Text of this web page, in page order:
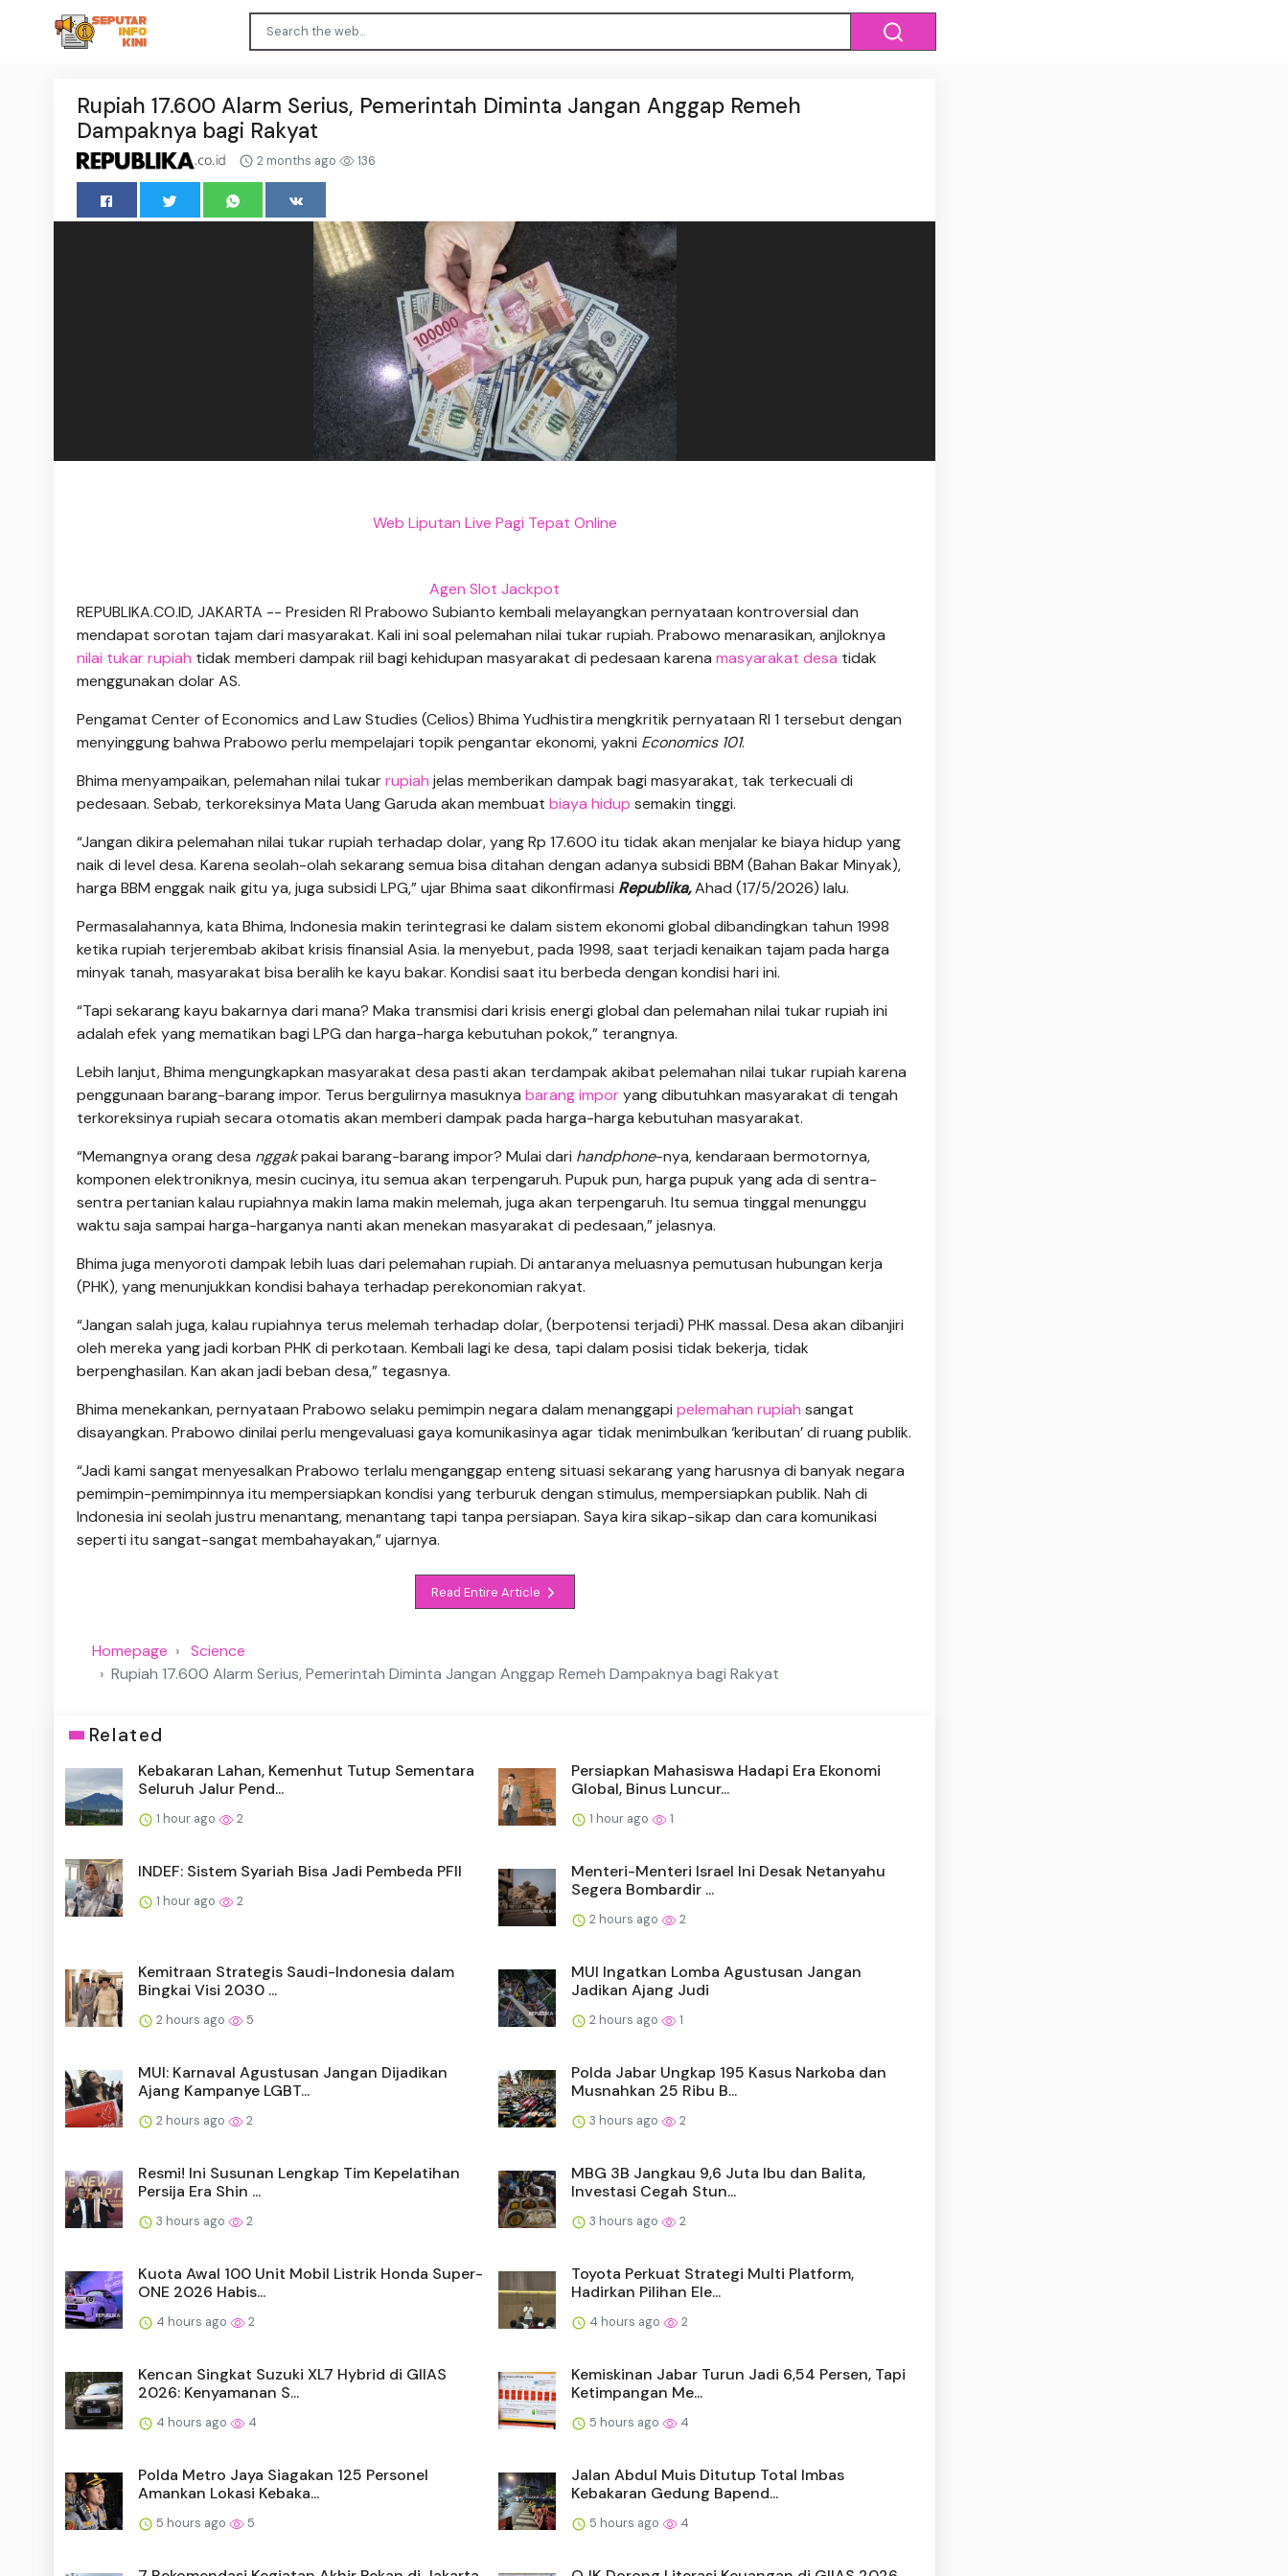
Rupiah 17.600 Alarm Serius, Pemerintah Diminta Jangan Anggap Remeh
Dampaknya bagi Rakyat
2 months ago 136
Web Liputan Live Pagi Tepat Online
Agen Slot Jackpot
REPUBLIKA.CO.ID, JAKARTA -- Presiden RI Prabowo Subianto kembali melayangkan pernyataan kontroversial dan
mendapat sorotan tajam dari masyarakat. Kali ini soal pelemahan nilai tukar rupiah. Prabowo menarasikan, anjloknya
nilai tukar rupiah tidak memberi dampak riil bagi kehidupan masyarakat di pedesaan karena masyarakat desa tidak
menggunakan dolar AS.
Pengamat Center of Economics and Law Studies (Celios) Bhima Yudhistira mengkritik pernyataan RI 1 tersebut dengan
menyinggung bahwa Prabowo perlu mempelajari topik pengantar ekonomi, yakni Economics 101.
Bhima menyampaikan, pelemahan nilai tukarrupiah jelas memberikan dampak bagi masyarakat, tak terkecuali di
pedesaan. Sebab, terkoreksinya Mata Uang Garuda akan membuat biaya hidup semakin tinggi.
“Jangan dikira pelemahan nilai tukar rupiah terhadap dolar, yang Rp 17.600 itu tidak akan menjalar ke biaya hidup yang
naik di level desa. Karena seolah-olah sekarang semua bisa ditahan dengan adanya subsidi BBM (Bahan Bakar Minyak),
harga BBM enggak naik gitu ya, juga subsidi LPG,” ujar Bhima saat dikonfirmasi Republika,Ahad (17/5/2026) lalu.
Permasalahannya, kata Bhima, Indonesia makin terintegrasi ke dalam sistem ekonomi global dibandingkan tahun 1998
ketika rupiah terjerembab akibat krisis finansial Asia. Ia menyebut, pada 1998, saat terjadi kenaikan tajam pada harga
minyak tanah, masyarakat bisa beralih ke kayu bakar. Kondisi saat itu berbeda dengan kondisi hari ini.
“Tapi sekarang kayu bakarnya dari mana? Maka transmisi dari krisis energi global dan pelemahan nilai tukar rupiah ini
adalah efek yang mematikan bagi LPG dan harga-harga kebutuhan pokok,” terangnya.
Lebih lanjut, Bhima mengungkapkan masyarakat desa pasti akan terdampak akibat pelemahan nilai tukar rupiah karena
penggunaan barang-barang impor. Terus bergulirnya masuknya barang imporyang dibutuhkan masyarakat di tengah
terkoreksinya rupiah secara otomatis akan memberi dampak pada harga-harga kebutuhan masyarakat.
“Memangnya orang desa nggakpakai barang-barang impor? Mulai dari handphone-nya, kendaraan bermotornya,
komponen elektroniknya, mesin cucinya, itu semua akan terpengaruh. Pupuk pun, harga pupuk yang ada di sentra-
sentra pertanian kalau rupiahnya makin lama makin melemah, juga akan terpengaruh. Itu semua tinggal menunggu
waktu saja sampai harga-harganya nanti akan menekan masyarakat di pedesaan,” jelasnya.
Bhima juga menyoroti dampak lebih luas dari pelemahan rupiah. Di antaranya meluasnya pemutusan hubungan kerja
(PHK), yang menunjukkan kondisi bahaya terhadap perekonomian rakyat.
“Jangan salah juga, kalau rupiahnya terus melemah terhadap dolar, (berpotensi terjadi) PHK massal. Desa akan dibanjiri
oleh mereka yang jadi korban PHK di perkotaan. Kembali lagi ke desa, tapi dalam posisi tidak bekerja, tidak
berpenghasilan. Kan akan jadi beban desa,” tegasnya.
Bhima menekankan, pernyataan Prabowo selaku pemimpin negara dalam menanggapi pelemahan rupiah sangat
disayangkan. Prabowo dinilai perlu mengevaluasi gaya komunikasinya agar tidak menimbulkan ‘keributan’ di ruang publik.
“Jadi kami sangat menyesalkan Prabowo terlalu menganggap enteng situasi sekarang yang harusnya di banyak negara
pemimpin-pemimpinnya itu mempersiapkan kondisi yang terburuk dengan stimulus, mempersiapkan publik. Nah di
Indonesia ini seolah justru menantang, menantang tapi tanpa persiapan. Saya kira sikap-sikap dan cara komunikasi
seperti itu sangat-sangat membahayakan,” ujarnya.
Read Entire Article
Homepage
Science
Rupiah 17.600 Alarm Serius, Pemerintah Diminta Jangan Anggap Remeh Dampaknya bagi Rakyat
Related
Kebakaran Lahan, Kemenhut Tutup Sementara
Seluruh Jalur Pend...
1 hour ago 2
Persiapkan Mahasiswa Hadapi Era Ekonomi
Global, Binus Luncur...
1 hour ago 1
INDEF: Sistem Syariah Bisa Jadi Pembeda PFII
1 hour ago 2
Menteri-Menteri Israel Ini Desak Netanyahu
Segera Bombardir ...
2 hours ago 2
Kemitraan Strategis Saudi-Indonesia dalam
Bingkai Visi 2030 ...
2 hours ago 5
MUI Ingatkan Lomba Agustusan Jangan
Jadikan Ajang Judi
2 hours ago 1
MUI: Karnaval Agustusan Jangan Dijadikan
Ajang Kampanye LGBT...
2 hours ago 2
Polda Jabar Ungkap 195 Kasus Narkoba dan
Musnahkan 25 Ribu B...
3 hours ago 2
Resmi! Ini Susunan Lengkap Tim Kepelatihan
Persija Era Shin ...
3 hours ago 2
MBG 3B Jangkau 9,6 Juta Ibu dan Balita,
Investasi Cegah Stun...
3 hours ago 2
Kuota Awal 100 Unit Mobil Listrik Honda Super-
ONE 2026 Habis...
4 hours ago 2
Toyota Perkuat Strategi Multi Platform,
Hadirkan Pilihan Ele...
4 hours ago 2
Kencan Singkat Suzuki XL7 Hybrid di GIIAS
2026: Kenyamanan S...
4 hours ago 4
Kemiskinan Jabar Turun Jadi 6,54 Persen, Tapi
Ketimpangan Me...
5 hours ago 4
Polda Metro Jaya Siagakan 125 Personel
Amankan Lokasi Kebaka...
5 hours ago 5
Jalan Abdul Muis Ditutup Total Imbas
Kebakaran Gedung Bapend...
5 hours ago 4